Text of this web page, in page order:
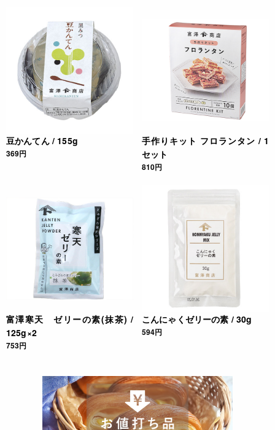
豆かんてん / 155g
369円
手作りキット フロランタン / 1
セット
810円
富澤寒天 ゼリーの素(抹茶) /
125g×2
753円
こんにゃくゼリーの素 / 30g
594円